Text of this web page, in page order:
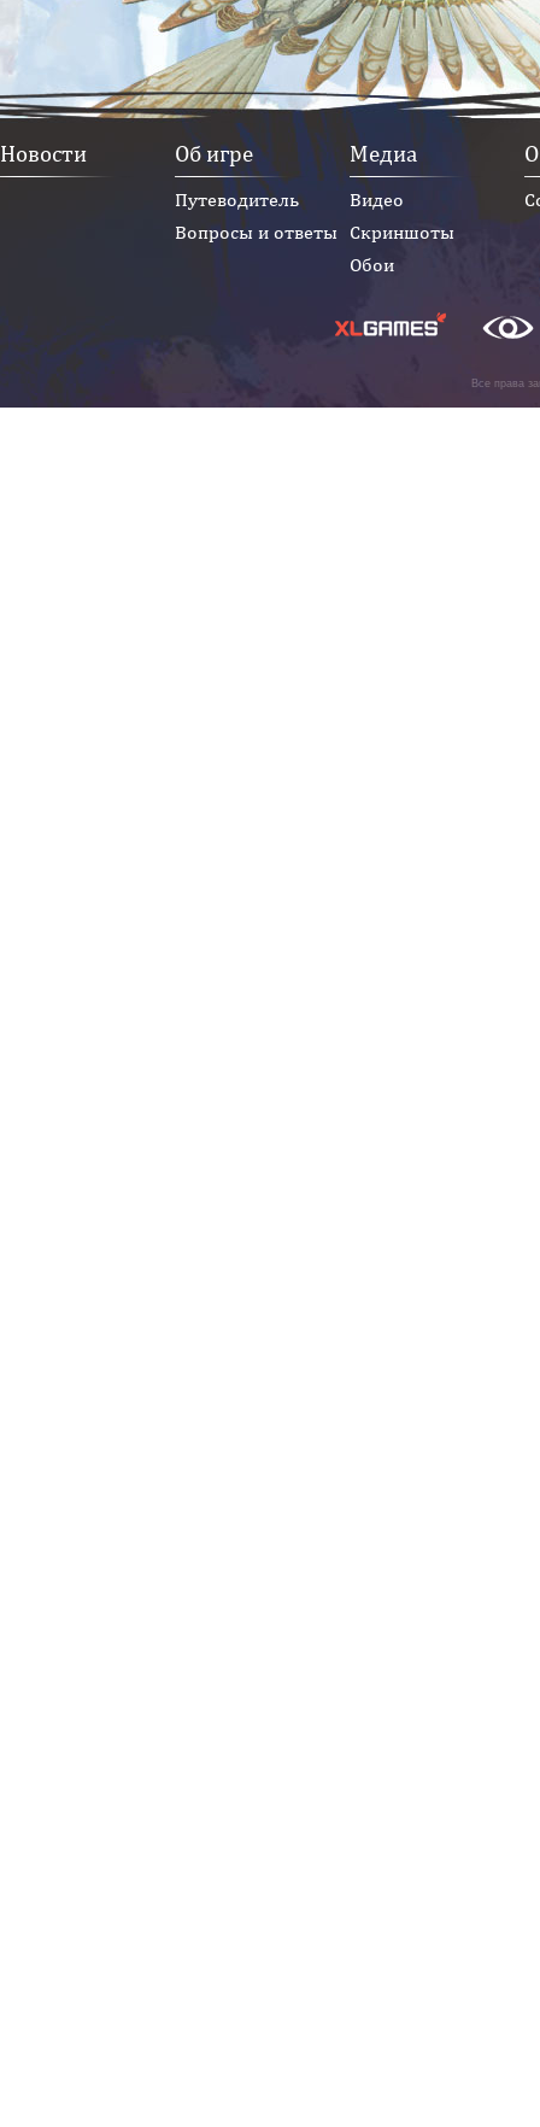
Новости Об игре
Путеводитель
Вопросы и ответы
Медиа
Видео
Скриншоты
Обои
Все права